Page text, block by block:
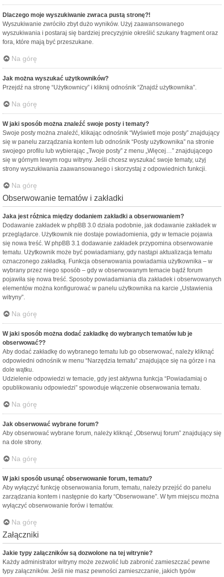
Dlaczego moje wyszukiwanie zwraca pustą stronę?!
Wyszukiwanie zwróciło zbyt dużo wyników. Użyj zaawansowanego
wyszukiwania i postaraj się bardziej precyzyjnie określić szukany fragment oraz
fora, które mają być przeszukane.
Na górę
Jak można wyszukać użytkowników?
Przejdź na stronę “Użytkownicy” i kliknij odnośnik “Znajdź użytkownika”.
Na górę
W jaki sposób można znaleźć swoje posty i tematy?
Swoje posty można znaleźć, klikając odnośnik “Wyświetl moje posty” znajdujący
się w panelu zarządzania kontem lub odnośnik “Posty użytkownika” na stronie
swojego profilu lub wybierając „Twoje posty” z menu „Więcej…” znajdującego
się w górnym lewym rogu witryny. Jeśli chcesz wyszukać swoje tematy, użyj
strony wyszukiwania zaawansowanego i skorzystaj z odpowiednich funkcji.
Na górę
Obserwowanie tematów i zakładki
Jaka jest różnica między dodaniem zakładki a obserwowaniem?
Dodawanie zakładek w phpBB 3.0 działa podobnie, jak dodawanie zakładek w
przeglądarce. Użytkownik nie dostaje powiadomienia, gdy w temacie pojawia
się nowa treść. W phpBB 3.1 dodawanie zakładek przypomina obserwowanie
tematu. Użytkownik może być powiadamiany, gdy nastąpi aktualizacja tematu
oznaczonego zakładką. Funkcja obserwowania powiadamia użytkownika – w
wybrany przez niego sposób – gdy w obserwowanym temacie bądź forum
pojawiła się nowa treść. Sposoby powiadamiania dla zakładek i obserwowanych
elementów można konfigurować w panelu użytkownika na karcie „Ustawienia
witryny”.
Na górę
W jaki sposób można dodać zakładkę do wybranych tematów lub je
obserwować??
Aby dodać zakładkę do wybranego tematu lub go obserwować, należy kliknąć
odpowiedni odnośnik w menu “Narzędzia tematu” znajdujące się na górze i na
dole wątku.
Udzielenie odpowiedzi w temacie, gdy jest aktywna funkcja “Powiadamiaj o
opublikowaniu odpowiedzi” spowoduje włączenie obserwowania tematu.
Na górę
Jak obserwować wybrane forum?
Aby obserwować wybrane forum, należy kliknąć „Obserwuj forum” znajdujący się
na dole strony.
Na górę
W jaki sposób usunąć obserwowanie forum, tematu?
Aby wyłączyć funkcję obserwowania forum, tematu, należy przejść do panelu
zarządzania kontem i następnie do karty “Obserwowane”. W tym miejscu można
wyłączyć obserwowanie forów i tematów.
Na górę
Załączniki
Jakie typy załączników są dozwolone na tej witrynie?
Każdy administrator witryny może zezwolić lub zabronić zamieszczać pewne
typy załączników. Jeśli nie masz pewności zamieszczanie, jakich typów